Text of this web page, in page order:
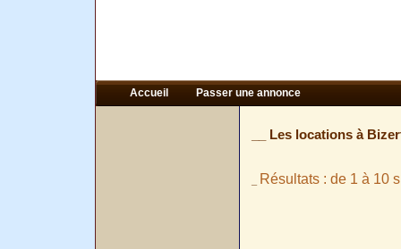
Accueil Passer une annonce
__ Les locations à
Résultats : de 1 à 10